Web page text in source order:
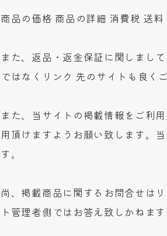
商品の価格 商品の詳細 消費税 送
また、返品・返金保証に関しまし
ではなくリンク 先のサイトも良く
また、当サイトの掲載情報をご利
用頂けますようお願い致します。
す。
尚、掲載商品に関するお問合せは
ト管理者側ではお答え致しかねま